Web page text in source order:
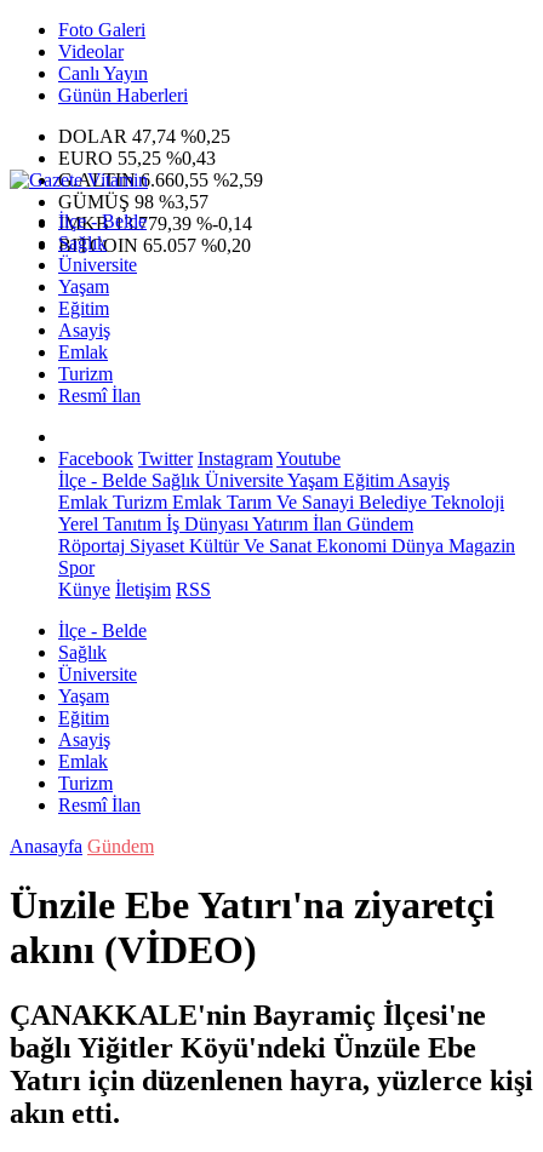
Foto Galeri
Videolar
Canlı Yayın
Günün Haberleri
DOLAR 47,74 %0,25
EURO 55,25 %0,43
G.ALTIN6.660,55 %2,59
GÜMÜŞ 98 %3,57
IMKB13.779,39 %-0,14
BITCOIN 65.057 %0,20
İlçe - Belde
Sağlık
Üniversite
Yaşam
Eğitim
Asayiş
Emlak
Turizm
Resmî İlan
Facebook Twitter InstagramYoutube
İlçe - Belde Sağlık ÜniversiteYaşam Eğitim Asayiş
Emlak Turizm Emlak Tarım Ve Sanayi Belediye Teknoloji
Yerel Tanıtım İş Dünyası Yatırım İlan Gündem
Röportaj Siyaset Kültür Ve Sanat Ekonomi Dünya Magazin
Spor
Künye İletişim RSS
İlçe - Belde
Sağlık
Üniversite
Yaşam
Eğitim
Asayiş
Emlak
Turizm
Resmî İlan
Anasayfa Gündem
Ünzile Ebe Yatırı'na ziyaretçi
akını (VİDEO)
ÇANAKKALE'nin Bayramiç İlçesi'ne
bağlı Yiğitler Köyü'ndeki Ünzüle Ebe
Yatırı için düzenlenen hayra, yüzlerce kişi
akın etti.